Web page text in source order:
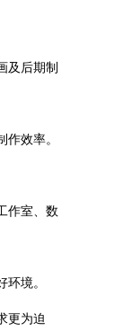
及后期制
效率。
作室、数
境。
更为迫